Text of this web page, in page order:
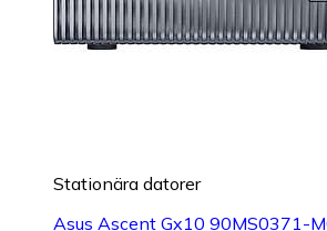
Stationära datorer
Asus Ascent Gx10 90MS0371-